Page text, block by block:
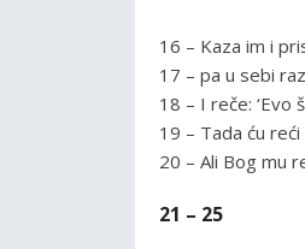
16 – Kaza im i
17 – pa u sebi
18 – I reče:
19 – Tada ću
20 – Ali Bog mu
21 – 25